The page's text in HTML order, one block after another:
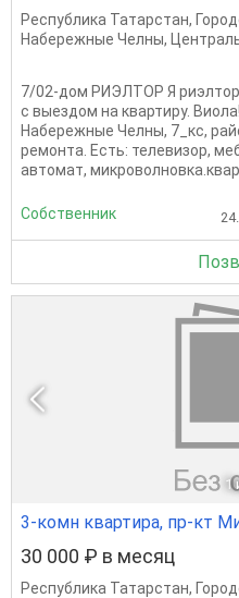
Республика Татарстан,
Набережные Челны,
7/02-дом РИЭЛТОР Я
с выездом на квартиру.
Набережные Челны, 7_кс,
ремонта. Есть: телевизор,
автомат,
Собственник
1
3-комн квартира, пр-кт
30 000 ₽ в месяц
Республика Татарстан,